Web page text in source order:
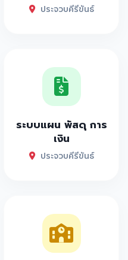
ประจวบคีรีขันธ์
ระบบแผน พัสดุ การ
เงิน
ประจวบคีรีขันธ์